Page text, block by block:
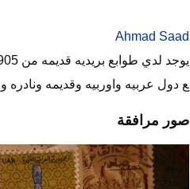
Ahmad Saad
ع دول عربيه واوربيه وقديمه ونادره
صور مرافقة